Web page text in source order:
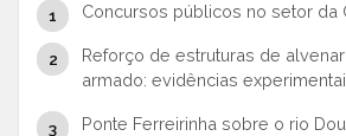
Concursos públicos no setor da
Reforço de estruturas de
armado: evidências
Ponte Ferreirinha sobre o rio